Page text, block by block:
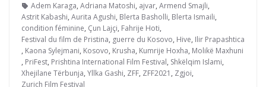
Adem Karaga, Adriana Matoshi, ajvar, Armend Smajli,
Astrit Kabashi, Aurita Agushi, Blerta Basholli, Blerta Ismaili,
condition féminine, Çun Lajçi, Fahrije Hoti,
Festival du film de Pristina, guerre du Kosovo, Hive, Ilir Prapashtica
, Kaona Sylejmani, Kosovo, Krusha, Kumrije Hoxha, Molikë Maxhuni
, PriFest, Prishtina International Film Festival, Shkëlqim Islami,
Xhejilane Tërbunja, Yllka Gashi, ZFF, ZFF2021 , Zgjoi,
Zurich Film Festival